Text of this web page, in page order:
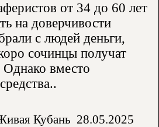
от 34 до 60 лет
на доверчивости
с людей деньги,
сочинцы получат
вместо
Кубань 28.05.2025